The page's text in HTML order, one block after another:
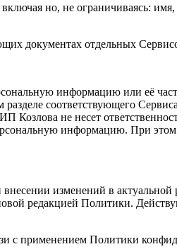
но, не ограничиваясь:
документах отдельных
информацию или её
соответствующего
не несет
информацию. При
изменений в актуальной
редакцией Политики.
с применением Политики